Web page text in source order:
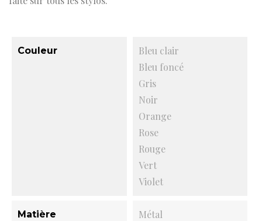
Couleur
Bleu clair
Bleu foncé
Gris
Noir
Orange
Rose
Rouge
Vert
Violet
Matière Métal